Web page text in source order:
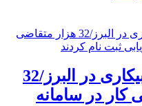
کاهش نرخ بیکاری در البرز/32
کار در سامانه